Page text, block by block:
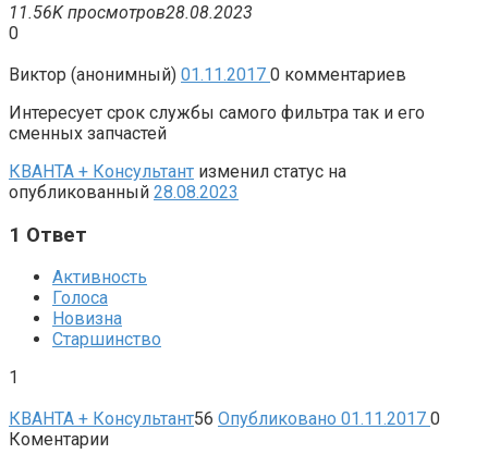
11.56K просмотров28.08.2023
0
Виктор (анонимный) 01.11.2017 0 комментариев
Интересует срок службы самого фильтра так и его
сменных запчастей
КВАНТА + Консультант изменил статус на
опубликованный 28.08.2023
1 Ответ
Активность
Голоса
Новизна
Старшинство
1
КВАНТА + Консультант56 Опубликовано 01.11.2017 0
Коментарии